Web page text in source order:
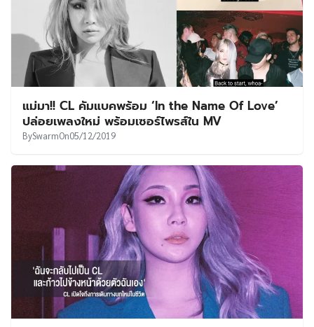
แม่มา!! CL คัมแบคพร้อม ‘In the Name Of Love’
ปล่อยเพลงใหม่ พร้อมเซอร์ไพรส์ใน MV
BySwarmOn05/12/2019